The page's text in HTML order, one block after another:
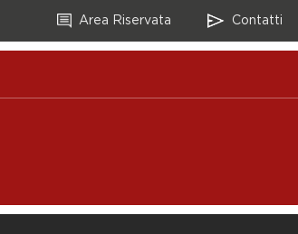
Area Riservata Contatti